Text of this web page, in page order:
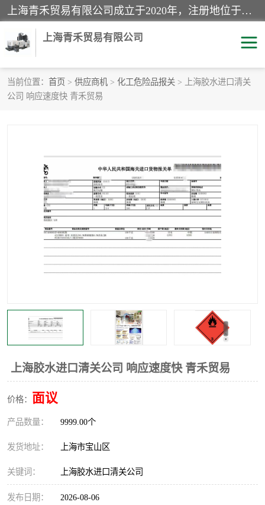
上海青禾贸易有限公司成立于2020年，注册地位于上海市宝山区。经营范围包括：机械设备、五金制品、劳防用品、电子产品、塑胶制品、家具、模具、纺织品、仪器仪表、建筑材料、装饰材料、化工产品、金属制品、机车配件等货物进出口报关、清关服务。
上海青禾贸易有限公司
当前位置： 首页 > 供应商机 > 化工危险品报关 > 上海胶水进口清关
公司 响应速度快 青禾贸易
上海胶水进口清关公司 响应速度快 青禾贸易
价格： 面议
产品数量： 9999.00个
发货地址： 上海市宝山区
关键词： 上海胶水进口清关公司
发布日期： 2026-08-06
酒类饮料报关
快递清关 进口杂货清关
家用电器报关 机床进口清关
国际灯具清关